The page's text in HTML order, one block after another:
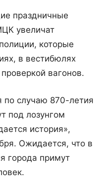
праздничные
увеличат
которые
в вестибюлях
вагонов.
случаю 870-летия
под лозунгом
история»,
Ожидается, что в
города примут